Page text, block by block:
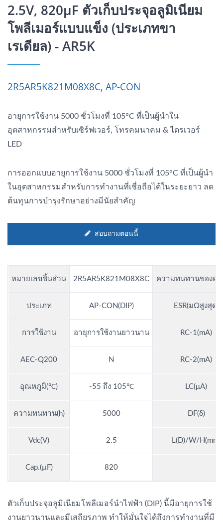
2.5V, 820μF ตัวเก็บประจุอลูมิเนียม
โพลีเมอร์แบบแข็ง (ประเภทขา
เรเดียล) - AR5K
2R5AR5K821M08X8C, AP-CON
อายุการใช้งาน 5000 ชั่วโมงที่ 105°C ที่เป็นผู้นำใน
อุตสาหกรรมสำหรับเซิร์ฟเวอร์, โทรคมนาคม & ไดรเวอร์
LED
การออกแบบอายุการใช้งาน 5000 ชั่วโมงที่ 105°C ที่เป็นผู้นำ
ในอุตสาหกรรมสำหรับการทำงานที่เชื่อถือได้ในระยะยาว ลด
ต้นทุนการบำรุงรักษาอย่างมีนัยสำคัญ
สอบถามตอนนี้
หมายเลขชิ้นส่วน 2R5AR5K821M08X8C ความทนทานของค
ประเภท AP-CON(DIP) ESR(มΩสูงสุด)
การใช้งาน อายุการใช้งานยาวนาน RC-1(mA)
AEC-Q200 N RC-2(mA)
อุณหภูมิ(℃) -55 ถึง 105℃ LC(μA)
ความทนทาน(h) 5000 DF(δ)
Vdc(V) 2.5 L(D)/W/H(mm)
Cap.(µF) 820
ตัวเก็บประจุอลูมิเนียมโพลีเมอร์นำไฟฟ้า (DIP) นี้มีอายุการใช้
งานยาวนานและมีเสถียรภาพ ทำให้มั่นใจได้ถึงการทำงานที่มี